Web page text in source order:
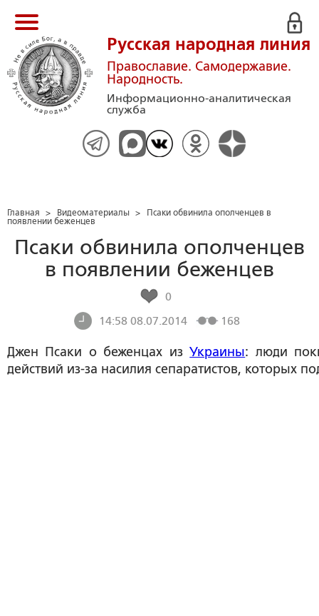
Русская народная линия
Православие. Самодержавие.
Народность.
Информационно-аналитическая
служба
Главная > Видеоматериалы >
Псаки обвинила ополченцев в
появлении беженцев
Псаки обвинила ополченцев
в появлении беженцев
0
14:58 08.07.2014
168
Джен Псаки о беженцах изУкраины: люди
действий из-за насилия сепаратистов, которых